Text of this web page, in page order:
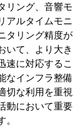
リング、音響モ
アルタイムモニ
タリング精度が
いて、より大き
速に対応するこ
なインフラ整備
切な利用を重視
動において重要
。